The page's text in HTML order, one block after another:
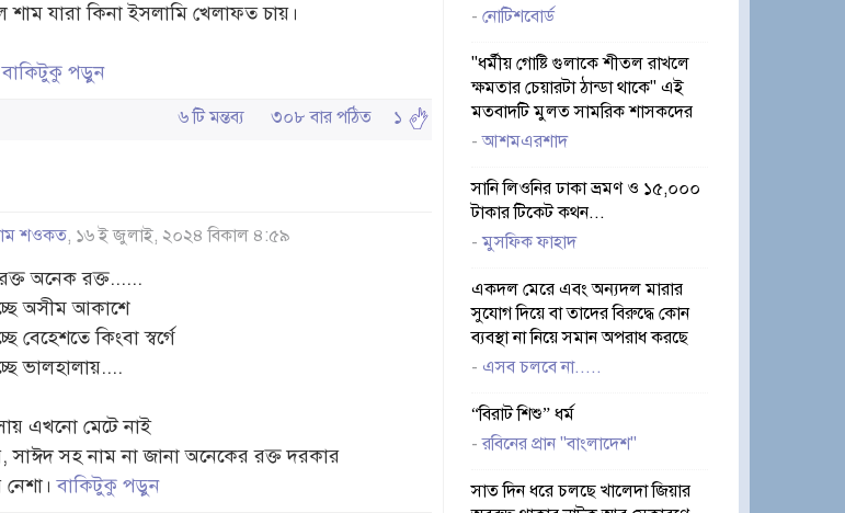
যারা কিনা ইসলামি খেলাফত চায়।
বাকিটুকু পড়ুন
৬ টি মন্তব্য ৩০৮ বার পঠিত ১
শওকত, ১৬ ই জুলাই, ২০২৪ বিকাল ৪:৫৯
অনেক রক্ত......
অসীম আকাশে
বেহেশতে কিংবা স্বর্গে
ভালহালায়....
এখনো মেটে নাই
সহ নাম না জানা অনেকের রক্ত দরকার
নেশা।বাকিটুকু পড়ুন
- নোটিশবোর্ড
"ধর্মীয় গোষ্টি গুলাকে শীতল রাখলে
ক্ষমতার চেয়ারটা ঠান্ডা থাকে" এই
মতবাদটি মুলত সামরিক শাসকদের
-আশমএরশাদ
সানি লিওনির ঢাকা ভ্রমণ ও ১৫,০০০
টাকার টিকেট কথন...
-মুসফিক ফাহাদ
একদল মেরে এবং অন্যদল মারার
সুযোগ দিয়ে বা তাদের বিরুদ্ধে কোন
ব্যবস্থা না নিয়ে সমান অপরাধ করছে
- এসব চলবে না.....
“বিরাট শিশু” ধর্ম
-রবিনের প্রান "বাংলাদেশ"
সাত দিন ধরে চলছে খালেদা জিয়ার